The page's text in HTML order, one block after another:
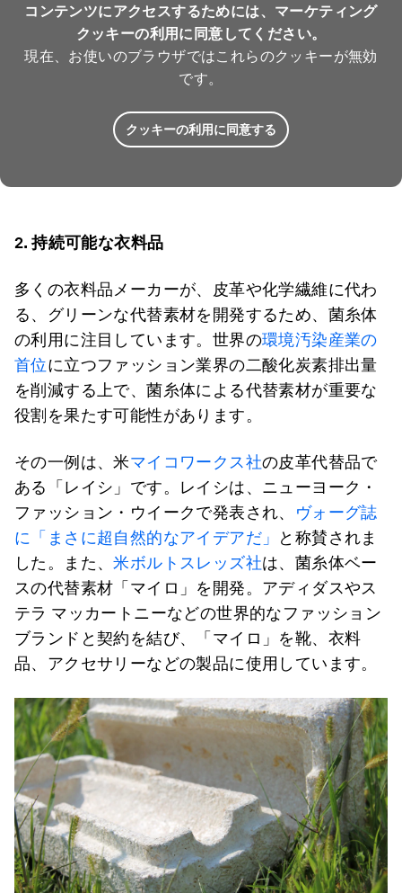
コンテンツにアクセスするためには、マーケティング
クッキーの利用に同意してください。
現在、お使いのブラウザではこれらのクッキーが無効
です。
クッキーの利用に同意する
2.持続可能な衣料品
多くの衣料品メーカーが、皮革や化学繊維に代わ
る、グリーンな代替素材を開発するため、菌糸体
の利用に注目しています。世界の環境汚染産業の
首位に立つファッション業界の二酸化炭素排出量
を削減する上で、菌糸体による代替素材が重要な
役割を果たす可能性があります。
その一例は、米マイコワークス社の皮革代替品で
ある「レイシ」です。レイシは、ニューヨーク・
ファッション・ウイークで発表され、
ヴォーグ誌
に「まさに超自然的なアイデアだ」
と称賛されま
した。また、米ボルトスレッズ社は、菌糸体ベー
スの代替素材「マイロ」を開発。アディダスやス
テラ マッカートニーなどの世界的なファッション
ブランドと契約を結び、「マイロ」を靴、衣料
品、アクセサリーなどの製品に使用しています。